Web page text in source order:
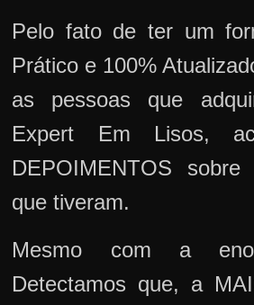
Pelo fato de ter um
Prático e 100%
as pessoas que
Expert Em Lisos,
DEPOIMENTOS
que tiveram.
Mesmo com a
Detectamos que, a